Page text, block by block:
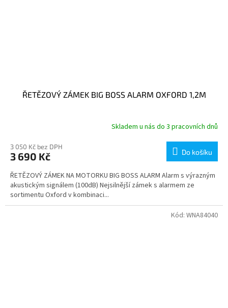
ŘETĚZOVÝ ZÁMEK BIG BOSS ALARM OXFORD 1,2M
Skladem u nás do 3 pracovních dnů
3 050 Kč bez DPH
3 690 Kč Do košíku
ŘETĚZOVÝ ZÁMEK NA MOTORKU BIG BOSS ALARM Alarm s výrazným
akustickým signálem (100dB) Nejsilnější zámek s alarmem ze
sortimentu Oxford v kombinaci...
Kód: WNA84040